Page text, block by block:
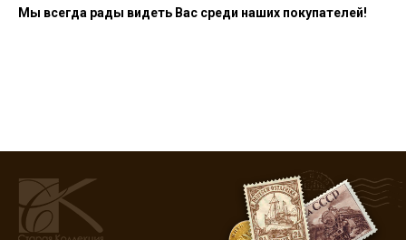
Мы всегда рады видеть Вас среди наших покупателей!